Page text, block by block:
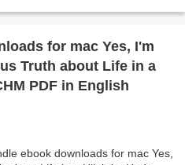
for mac Yes, I'm
Truth about Life in a
PDF in English